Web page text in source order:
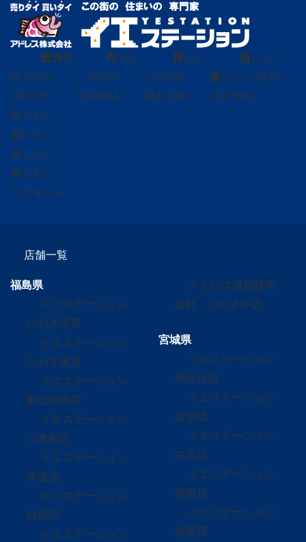
総合受
付 0120-
297-011
売りた
い 0120-
139-664
買いた
い 0120-
424-544
貸し たい
借り たい 0120-
302-563
売りたい
買いたい
貸したい
借りたい
リフォーム
店舗一覧
福島県
イエステーション
いわき平店
イエステーション
いわき泉店
イエステーション
郡山富田店
イエステーション
二本松店
イエステーション
伊達店
イエステーション
白河店
イエステーション
アドレス賃貸株式
会社 いわき平店
宮城県
イエステーション
南仙台店
イエステーション
岩沼店
イエステーション
白石店
イエステーション
角田店
イエステーション
塩竈店